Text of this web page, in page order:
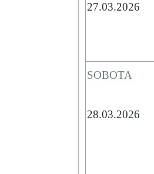
27.03.2026
SOBOTA
28.03.2026